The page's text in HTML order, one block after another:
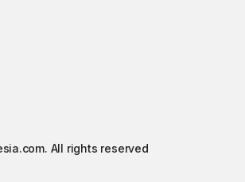
All rights reserved